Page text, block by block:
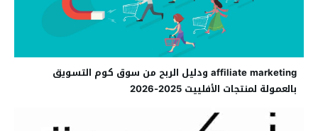
affiliate marketing ودليل الربح من سوق كوم التسويق
بالعمولة لمنتجات الأفلييت 2025-2026